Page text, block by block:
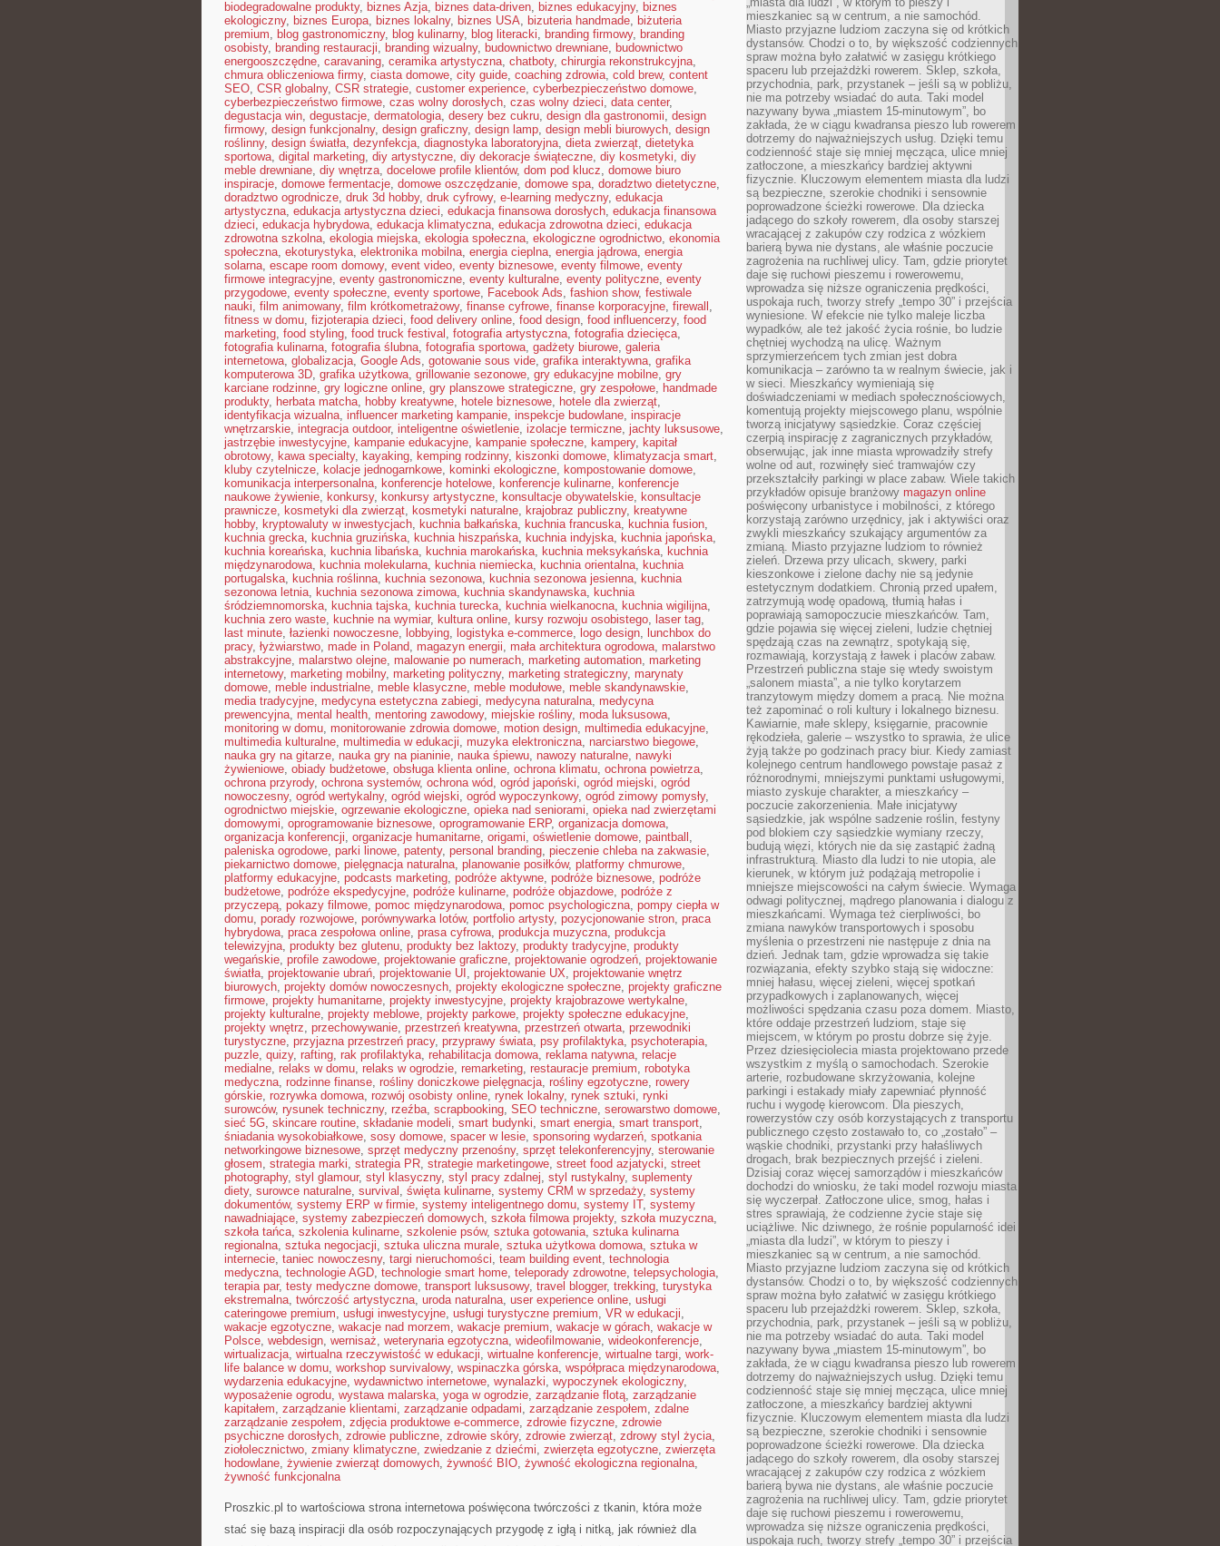
biodegradowalne produkty, biznes Azja, biznes data-driven, biznes edukacyjny, biznes
ekologiczny, biznes Europa, biznes lokalny, biznes USA, bizuteria handmade, biżuteria
premium, blog gastronomiczny, blog kulinarny, blog literacki, branding firmowy, branding
osobisty, branding restauracji, branding wizualny, budownictwo drewniane, budownictwo
energooszczędne, caravaning, ceramika artystyczna, chatboty, chirurgia rekonstrukcyjna,
chmura obliczeniowa firmy, ciasta domowe, city guide, coaching zdrowia, cold brew, content
SEO, CSR globalny, CSR strategie, customer experience, cyberbezpieczeństwo domowe,
cyberbezpieczeństwo firmowe, czas wolny dorosłych, czas wolny dzieci, data center,
degustacja win, degustacje, dermatologia, desery bez cukru, design dla gastronomii, design
firmowy, design funkcjonalny, design graficzny, design lamp, design mebli biurowych, design
roślinny, design światła, dezynfekcja, diagnostyka laboratoryjna, dieta zwierząt, dietetyka
sportowa, digital marketing, diy artystyczne, diy dekoracje świąteczne, diy kosmetyki, diy
meble drewniane, diy wnętrza, docelowe profile klientów, dom pod klucz, domowe biuro
inspiracje, domowe fermentacje, domowe oszczędzanie, domowe spa, doradztwo dietetyczne,
doradztwo ogrodnicze, druk 3d hobby, druk cyfrowy, e-learning medyczny, edukacja
artystyczna, edukacja artystyczna dzieci, edukacja finansowa dorosłych, edukacja finansowa
dzieci, edukacja hybrydowa, edukacja klimatyczna, edukacja zdrowotna dzieci, edukacja
zdrowotna szkolna, ekologia miejska, ekologia społeczna, ekologiczne ogrodnictwo, ekonomia
społeczna, ekoturystyka, elektronika mobilna, energia cieplna, energia jądrowa, energia
solarna, escape room domowy, event video, eventy biznesowe, eventy filmowe, eventy
firmowe integracyjne, eventy gastronomiczne, eventy kulturalne, eventy polityczne, eventy
przygodowe, eventy społeczne, eventy sportowe, Facebook Ads, fashion show, festiwale
nauki, film animowany, film krótkometrażowy, finanse cyfrowe, finanse korporacyjne, firewall ,
fitness w domu, fizjoterapia dzieci, food delivery online, food design, food influencerzy, food
marketing, food styling, food truck festival , fotografia artystyczna, fotografia dziecięca,
fotografia kulinarna, fotografia ślubna, fotografia sportowa, gadżety biurowe, galeria
internetowa, globalizacja, Google Ads, gotowanie sous vide, grafika interaktywna, grafika
komputerowa 3D, grafika użytkowa, grillowanie sezonowe, gry edukacyjne mobilne, gry
karciane rodzinne, gry logiczne online, gry planszowe strategiczne, gry zespołowe, handmade
produkty, herbata matcha, hobby kreatywne, hotele biznesowe, hotele dla zwierząt,
identyfikacja wizualna, influencer marketing kampanie, inspekcje budowlane, inspiracje
wnętrzarskie, integracja outdoor, inteligentne oświetlenie, izolacje termiczne, jachty luksusowe,
jastrzębie inwestycyjne, kampanie edukacyjne, kampanie społeczne, kampery, kapitał
obrotowy, kawa specialty, kayaking, kemping rodzinny, kiszonki domowe, klimatyzacja smart,
kluby czytelnicze, kolacje jednogarnkowe, kominki ekologiczne, kompostowanie domowe,
komunikacja interpersonalna, konferencje hotelowe, konferencje kulinarne, konferencje
naukowe żywienie, konkursy, konkursy artystyczne, konsultacje obywatelskie, konsultacje
prawnicze, kosmetyki dla zwierząt, kosmetyki naturalne, krajobraz publiczny, kreatywne
hobby, kryptowaluty w inwestycjach, kuchnia bałkańska, kuchnia francuska, kuchnia fusion,
kuchnia grecka, kuchnia gruzińska, kuchnia hiszpańska, kuchnia indyjska, kuchnia japońska,
kuchnia koreańska, kuchnia libańska, kuchnia marokańska, kuchnia meksykańska, kuchnia
międzynarodowa, kuchnia molekularna, kuchnia niemiecka, kuchnia orientalna, kuchnia
portugalska, kuchnia roślinna, kuchnia sezonowa, kuchnia sezonowa jesienna, kuchnia
sezonowa letnia, kuchnia sezonowa zimowa, kuchnia skandynawska, kuchnia
śródziemnomorska, kuchnia tajska, kuchnia turecka, kuchnia wielkanocna, kuchnia wigilijna,
kuchnia zero waste, kuchnie na wymiar, kultura online, kursy rozwoju osobistego, laser tag,
last minute, łazienki nowoczesne, lobbying, logistyka e-commerce, logo design, lunchbox do
pracy, łyżwiarstwo, made in Poland, magazyn energii, mała architektura ogrodowa, malarstwo
abstrakcyjne, malarstwo olejne, malowanie po numerach, marketing automation, marketing
internetowy, marketing mobilny, marketing polityczny, marketing strategiczny, marynaty
domowe, meble industrialne, meble klasyczne, meble modułowe, meble skandynawskie,
media tradycyjne, medycyna estetyczna zabiegi, medycyna naturalna, medycyna
prewencyjna, mental health, mentoring zawodowy, miejskie rośliny, moda luksusowa,
monitoring w domu, monitorowanie zdrowia domowe, motion design, multimedia edukacyjne,
multimedia kulturalne, multimedia w edukacji, muzyka elektroniczna, narciarstwo biegowe,
nauka gry na gitarze, nauka gry na pianinie, nauka śpiewu, nawozy naturalne, nawyki
żywieniowe, obiady budżetowe, obsługa klienta online, ochrona klimatu, ochrona powietrza,
ochrona przyrody, ochrona systemów, ochrona wód, ogród japoński, ogród miejski, ogród
nowoczesny, ogród wertykalny, ogród wiejski, ogród wypoczynkowy, ogród zimowy pomysły,
ogrodnictwo miejskie, ogrzewanie ekologiczne, opieka nad seniorami, opieka nad zwierzętami
domowymi, oprogramowanie biznesowe, oprogramowanie ERP, organizacja domowa,
organizacja konferencji, organizacje humanitarne, origami, oświetlenie domowe, paintball ,
paleniska ogrodowe, parki linowe, patenty, personal branding, pieczenie chleba na zakwasie,
piekarnictwo domowe, pielęgnacja naturalna, planowanie posiłków, platformy chmurowe,
platformy edukacyjne, podcasts marketing, podróże aktywne, podróże biznesowe, podróże
budżetowe, podróże ekspedycyjne, podróże kulinarne, podróże objazdowe, podróże z
przyczepą, pokazy filmowe, pomoc międzynarodowa, pomoc psychologiczna, pompy ciepła w
domu, porady rozwojowe, porównywarka lotów, portfolio artysty, pozycjonowanie stron, praca
hybrydowa, praca zespołowa online, prasa cyfrowa, produkcja muzyczna, produkcja
telewizyjna, produkty bez glutenu, produkty bez laktozy, produkty tradycyjne, produkty
wegańskie, profile zawodowe, projektowanie graficzne, projektowanie ogrodzeń, projektowanie
światła, projektowanie ubrań, projektowanie UI , projektowanie UX, projektowanie wnętrz
biurowych, projekty domów nowoczesnych, projekty ekologiczne społeczne, projekty graficzne
firmowe, projekty humanitarne, projekty inwestycyjne, projekty krajobrazowe wertykalne,
projekty kulturalne, projekty meblowe, projekty parkowe, projekty społeczne edukacyjne,
projekty wnętrz, przechowywanie, przestrzeń kreatywna, przestrzeń otwarta, przewodniki
turystyczne, przyjazna przestrzeń pracy, przyprawy świata, psy profilaktyka, psychoterapia,
puzzle, quizy, rafting, rak profilaktyka, rehabilitacja domowa, reklama natywna, relacje
medialne, relaks w domu, relaks w ogrodzie, remarketing, restauracje premium, robotyka
medyczna, rodzinne finanse, rośliny doniczkowe pielęgnacja, rośliny egzotyczne, rowery
górskie, rozrywka domowa, rozwój osobisty online, rynek lokalny, rynek sztuki, rynki
surowców, rysunek techniczny, rzeźba, scrapbooking, SEO techniczne, serowarstwo domowe,
sieć 5G, skincare routine, składanie modeli, smart budynki, smart energia, smart transport,
śniadania wysokobiałkowe, sosy domowe, spacer w lesie, sponsoring wydarzeń, spotkania
networkingowe biznesowe, sprzęt medyczny przenośny, sprzęt telekonferencyjny, sterowanie
głosem, strategia marki, strategia PR, strategie marketingowe, street food azjatycki, street
photography, styl glamour, styl klasyczny, styl pracy zdalnej, styl rustykalny, suplementy
diety, surowce naturalne, survival , święta kulinarne, systemy CRM w sprzedaży, systemy
dokumentów, systemy ERP w firmie, systemy inteligentnego domu, systemy IT, systemy
nawadniające, systemy zabezpieczeń domowych, szkoła filmowa projekty, szkoła muzyczna,
szkoła tańca, szkolenia kulinarne, szkolenie psów, sztuka gotowania, sztuka kulinarna
regionalna, sztuka negocjacji, sztuka uliczna murale, sztuka użytkowa domowa, sztuka w
internecie, taniec nowoczesny, targi nieruchomości, team building event, technologia
medyczna, technologie AGD, technologie smart home, teleporady zdrowotne, telepsychologia,
terapia par, testy medyczne domowe, transport luksusowy, travel blogger, trekking, turystyka
ekstremalna, twórczość artystyczna, uroda naturalna, user experience online, usługi
cateringowe premium, usługi inwestycyjne, usługi turystyczne premium, VR w edukacji,
wakacje egzotyczne, wakacje nad morzem, wakacje premium, wakacje w górach, wakacje w
Polsce, webdesign, wernisaż, weterynaria egzotyczna, wideofilmowanie, wideokonferencje,
wirtualizacja, wirtualna rzeczywistość w edukacji, wirtualne konferencje, wirtualne targi, work-
life balance w domu, workshop survivalowy, wspinaczka górska, współpraca międzynarodowa,
wydarzenia edukacyjne, wydawnictwo internetowe, wynalazki, wypoczynek ekologiczny,
wyposażenie ogrodu, wystawa malarska, yoga w ogrodzie, zarządzanie flotą, zarządzanie
kapitałem, zarządzanie klientami, zarządzanie odpadami, zarządzanie zespołem, zdalne
zarządzanie zespołem, zdjęcia produktowe e-commerce, zdrowie fizyczne, zdrowie
psychiczne dorosłych, zdrowie publiczne, zdrowie skóry, zdrowie zwierząt, zdrowy styl życia,
ziołolecznictwo, zmiany klimatyczne, zwiedzanie z dziećmi, zwierzęta egzotyczne, zwierzęta
hodowlane, żywienie zwierząt domowych, żywność BIO, żywność ekologiczna regionalna,
żywność funkcjonalna
Proszkic.pl to wartościowa strona internetowa poświęcona twórczości z tkanin, która może
stać się bazą inspiracji dla osób rozpoczynających przygodę z igłą i nitką, jak również dla
mieszkaniec są w centrum, a nie samochód.
Miasto przyjazne ludziom zaczyna się od krótkich
dystansów. Chodzi o to, by większość codziennych
spraw można było załatwić w zasięgu krótkiego
spaceru lub przejażdżki rowerem. Sklep, szkoła,
przychodnia, park, przystanek – jeśli są w pobliżu,
nie ma potrzeby wsiadać do auta. Taki model
nazywany bywa „miastem 15-minutowym”, bo
zakłada, że w ciągu kwadransa pieszo lub rowerem
dotrzemy do najważniejszych usług. Dzięki temu
codzienność staje się mniej męcząca, ulice mniej
zatłoczone, a mieszkańcy bardziej aktywni
fizycznie. Kluczowym elementem miasta dla ludzi
są bezpieczne, szerokie chodniki i sensownie
poprowadzone ścieżki rowerowe. Dla dziecka
jadącego do szkoły rowerem, dla osoby starszej
wracającej z zakupów czy rodzica z wózkiem
barierą bywa nie dystans, ale właśnie poczucie
zagrożenia na ruchliwej ulicy. Tam, gdzie priorytet
daje się ruchowi pieszemu i rowerowemu,
wprowadza się niższe ograniczenia prędkości,
uspokaja ruch, tworzy strefy „tempo 30” i przejścia
wyniesione. W efekcie nie tylko maleje liczba
wypadków, ale też jakość życia rośnie, bo ludzie
chętniej wychodzą na ulicę. Ważnym
sprzymierzeńcem tych zmian jest dobra
komunikacja – zarówno ta w realnym świecie, jak i
w sieci. Mieszkańcy wymieniają się
doświadczeniami w mediach społecznościowych,
komentują projekty miejscowego planu, wspólnie
tworzą inicjatywy sąsiedzkie. Coraz częściej
czerpią inspirację z zagranicznych przykładów,
obserwując, jak inne miasta wprowadziły strefy
wolne od aut, rozwinęły sieć tramwajów czy
przekształciły parkingi w place zabaw. Wiele takich
przykładów opisuje branżowy magazyn online
poświęcony urbanistyce i mobilności, z którego
korzystają zarówno urzędnicy, jak i aktywiści oraz
zwykli mieszkańcy szukający argumentów za
zmianą. Miasto przyjazne ludziom to również
zieleń. Drzewa przy ulicach, skwery, parki
kieszonkowe i zielone dachy nie są jedynie
estetycznym dodatkiem. Chronią przed upałem,
zatrzymują wodę opadową, tłumią hałas i
poprawiają samopoczucie mieszkańców. Tam,
gdzie pojawia się więcej zieleni, ludzie chętniej
spędzają czas na zewnątrz, spotykają się,
rozmawiają, korzystają z ławek i placów zabaw.
Przestrzeń publiczna staje się wtedy swoistym
„salonem miasta”, a nie tylko korytarzem
tranzytowym między domem a pracą. Nie można
też zapominać o roli kultury i lokalnego biznesu.
Kawiarnie, małe sklepy, księgarnie, pracownie
rękodzieła, galerie – wszystko to sprawia, że ulice
żyją także po godzinach pracy biur. Kiedy zamiast
kolejnego centrum handlowego powstaje pasaż z
różnorodnymi, mniejszymi punktami usługowymi,
miasto zyskuje charakter, a mieszkańcy –
poczucie zakorzenienia. Małe inicjatywy
sąsiedzkie, jak wspólne sadzenie roślin, festyny
pod blokiem czy sąsiedzkie wymiany rzeczy,
budują więzi, których nie da się zastąpić żadną
infrastrukturą. Miasto dla ludzi to nie utopia, ale
kierunek, w którym już podążają metropolie i
mniejsze miejscowości na całym świecie. Wymaga
odwagi politycznej, mądrego planowania i dialogu z
mieszkańcami. Wymaga też cierpliwości, bo
zmiana nawyków transportowych i sposobu
myślenia o przestrzeni nie następuje z dnia na
dzień. Jednak tam, gdzie wprowadza się takie
rozwiązania, efekty szybko stają się widoczne:
mniej hałasu, więcej zieleni, więcej spotkań
przypadkowych i zaplanowanych, więcej
możliwości spędzania czasu poza domem. Miasto,
które oddaje przestrzeń ludziom, staje się
miejscem, w którym po prostu dobrze się żyje.
Przez dziesięciolecia miasta projektowano przede
wszystkim z myślą o samochodach. Szerokie
arterie, rozbudowane skrzyżowania, kolejne
parkingi i estakady miały zapewniać płynność
ruchu i wygodę kierowcom. Dla pieszych,
rowerzystów czy osób korzystających z transportu
publicznego często zostawało to, co „zostało” –
wąskie chodniki, przystanki przy hałaśliwych
drogach, brak bezpiecznych przejść i zieleni.
Dzisiaj coraz więcej samorządów i mieszkańców
dochodzi do wniosku, że taki model rozwoju miasta
się wyczerpał. Zatłoczone ulice, smog, hałas i
stres sprawiają, że codzienne życie staje się
uciążliwe. Nic dziwnego, że rośnie popularność idei
„miasta dla ludzi”, w którym to pieszy i
mieszkaniec są w centrum, a nie samochód.
Miasto przyjazne ludziom zaczyna się od krótkich
dystansów. Chodzi o to, by większość codziennych
spraw można było załatwić w zasięgu krótkiego
spaceru lub przejażdżki rowerem. Sklep, szkoła,
przychodnia, park, przystanek – jeśli są w pobliżu,
nie ma potrzeby wsiadać do auta. Taki model
nazywany bywa „miastem 15-minutowym”, bo
zakłada, że w ciągu kwadransa pieszo lub rowerem
dotrzemy do najważniejszych usług. Dzięki temu
codzienność staje się mniej męcząca, ulice mniej
zatłoczone, a mieszkańcy bardziej aktywni
fizycznie. Kluczowym elementem miasta dla ludzi
są bezpieczne, szerokie chodniki i sensownie
poprowadzone ścieżki rowerowe. Dla dziecka
jadącego do szkoły rowerem, dla osoby starszej
wracającej z zakupów czy rodzica z wózkiem
barierą bywa nie dystans, ale właśnie poczucie
zagrożenia na ruchliwej ulicy. Tam, gdzie priorytet
daje się ruchowi pieszemu i rowerowemu,
wprowadza się niższe ograniczenia prędkości,
uspokaja ruch, tworzy strefy „tempo 30” i przejścia